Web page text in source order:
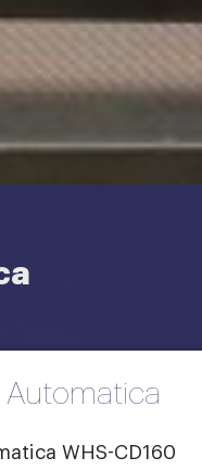
Automatica
WHS-CD160